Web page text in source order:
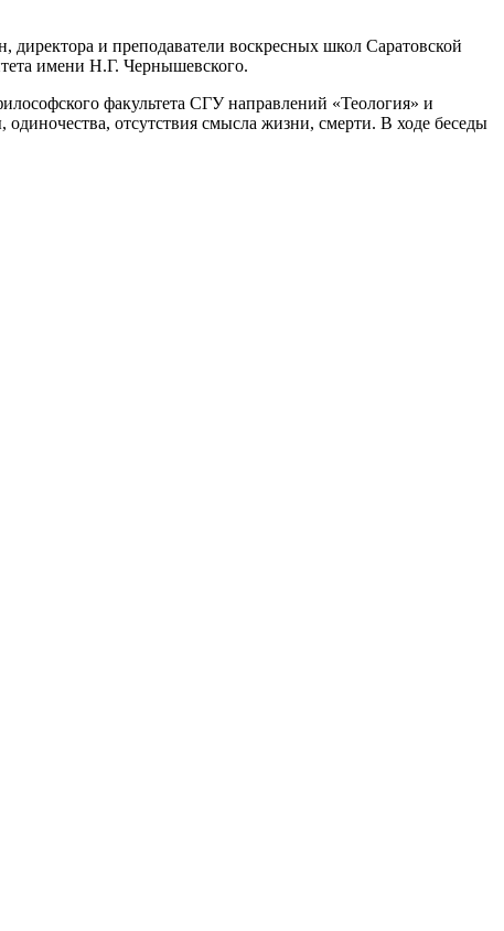
директора и преподаватели воскресных школ Саратовской
имени Н.Г. Чернышевского.
факультета СГУ направлений «Теология» и
отсутствия смысла жизни, смерти. В ходе беседы